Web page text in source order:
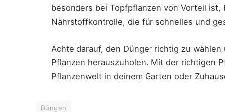
besonders bei Topfpflanzen von Vorteil ist,
Nährstoffkontrolle, die für schnelles und
Achte darauf, den Dünger richtig zu
Pflanzen herauszuholen. Mit der richtigen
Pflanzenwelt in deinem Garten oder
Düngen